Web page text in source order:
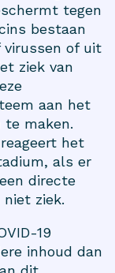
tegen
bestaan
virussen of uit
ziek van
aan het
maken.
het
als er
directe
ziek.
19
inhoud dan